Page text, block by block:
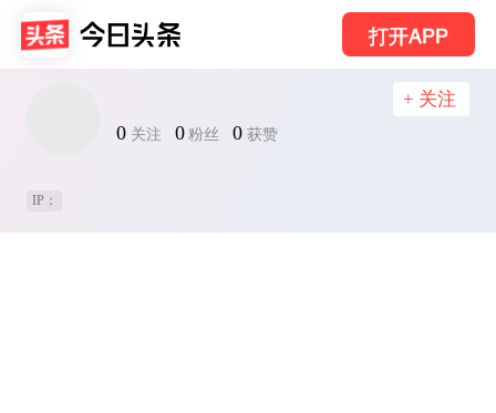
打开APP
0 关注 0 粉丝 0 获赞
+ 关注
IP：